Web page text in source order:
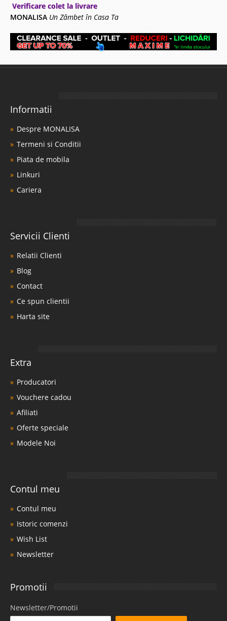
Verificare colet la livrare
MONALISA Un Zâmbet în Casa Ta
Informatii
Despre MONALISA
Termeni si Conditii
Piata de mobila
Linkuri
Cariera
Servicii Clienti
Relatii Clienti
Blog
Contact
Ce spun clientii
Harta site
Extra
Producatori
Vouchere cadou
Afiliati
Oferte speciale
Modele Noi
Contul meu
Contul meu
Istoric comenzi
Wish List
Newsletter
Promotii
Newsletter/Promotii